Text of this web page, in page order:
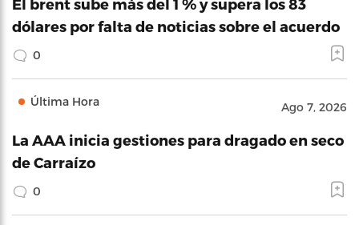
El brent sube más del 1 % y supera los 83
dólares por falta de noticias sobre el acuerdo
0
Última Hora Ago 7, 2026
La AAA inicia gestiones para dragado en seco
de Carraízo
0